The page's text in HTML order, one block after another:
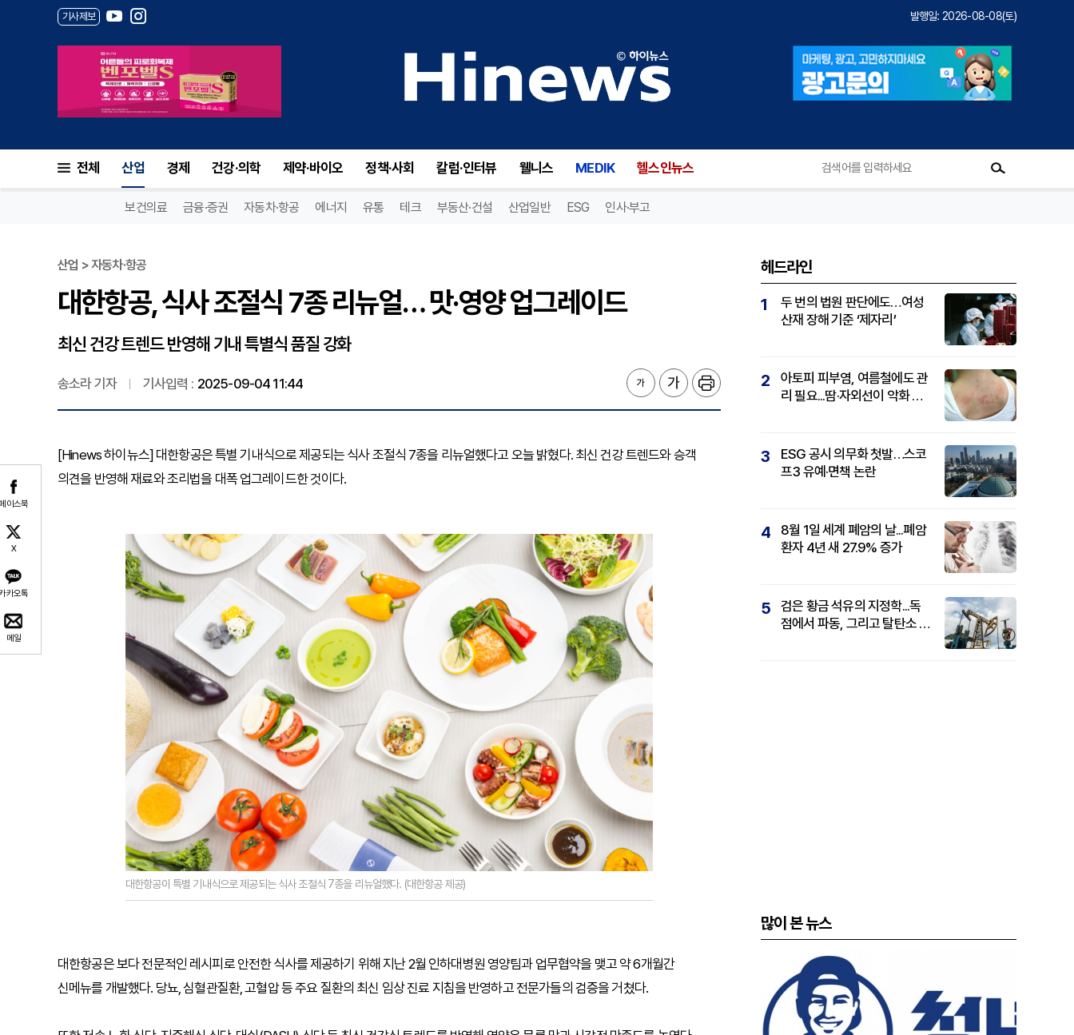
기사제보 발행일: 2026-08-08(토)
전체 산업 경제 건강·의학 제약·바이오 정책·사회 칼럼·인터뷰 웰니스 MEDIK 헬스인뉴스
보건의료 금융·증권 자동차·항공 에너지 유통 테크 부동산·건설 산업일반 ESG 인사·부고
이스북
X
카오톡
메일
산업 > 자동차·항공
대한항공, 식사 조절식 7종 리뉴얼… 맛·영양 업그레이드
최신 건강 트렌드 반영해 기내 특별식 품질 강화
송소라 기자 기사입력 : 2025-09-04 11:44
[Hinews 하이뉴스] 대한항공은 특별 기내식으로 제공되는 식사 조절식 7종을 리뉴얼했다고 오늘 밝혔다. 최신 건강 트렌드와 승객
의견을 반영해 재료와 조리법을 대폭 업그레이드한 것이다.
대한항공이 특별 기내식으로 제공되는 식사 조절식 7종을 리뉴얼했다. (대한항공 제공)
대한항공은 보다 전문적인 레시피로 안전한 식사를 제공하기 위해 지난 2월 인하대병원 영양팀과 업무협약을 맺고 약 6개월간
신메뉴를 개발했다. 당뇨, 심혈관질환, 고혈압 등 주요 질환의 최신 임상 진료 지침을 반영하고 전문가들의 검증을 거쳤다.
헤드라인
1
두 번의 법원 판단에도…여성
산재 장해 기준 ‘제자리’
2
아토피 피부염, 여름철에도 관
리 필요...땀·자외선이 악화 요
3
ESG 공시 의무화 첫발…스코
프3 유예·면책 논란
4
8월 1일 세계 폐암의 날...폐암
환자 4년 새 27.9% 증가
5
검은 황금 석유의 지정학...독
점에서 파동, 그리고 탈탄소 패
많이 본 뉴스